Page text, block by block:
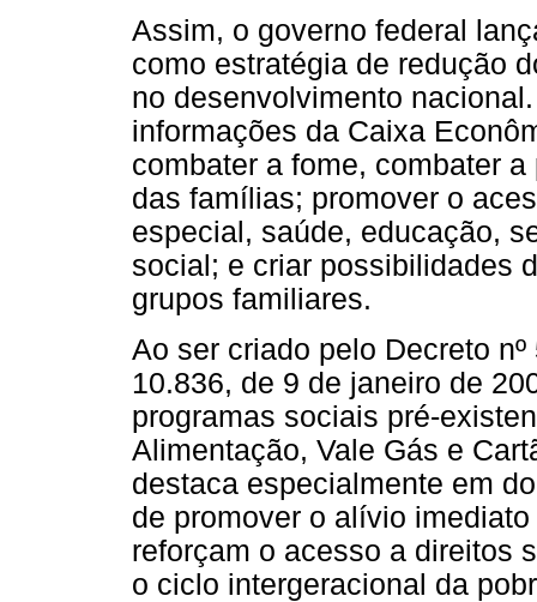
Assim, o governo federal
como estratégia de redução
no desenvolvimento
informações da Caixa
combater a fome, combater
das famílias; promover o
especial, saúde, educação,
social; e criar possibilidades
grupos familiares.
Ao ser criado pelo Decreto
10.836, de 9 de janeiro de
programas sociais pré-
Alimentação, Vale Gás e
destaca especialmente em
de promover o alívio
reforçam o acesso a direitos
o ciclo intergeracional da